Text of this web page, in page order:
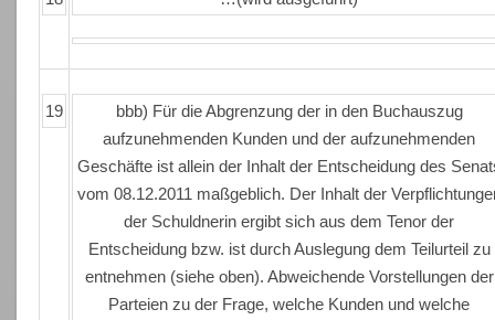
19
bbb) Für die Abgrenzung der in den Buchauszug
aufzunehmenden Kunden und der aufzunehmenden
Geschäfte ist allein der Inhalt der Entscheidung des
vom 08.12.2011 maßgeblich. Der Inhalt der
der Schuldnerin ergibt sich aus dem Tenor der
Entscheidung bzw. ist durch Auslegung dem Teilurteil zu
entnehmen (siehe oben). Abweichende Vorstellungen der
Parteien zu der Frage, welche Kunden und welche